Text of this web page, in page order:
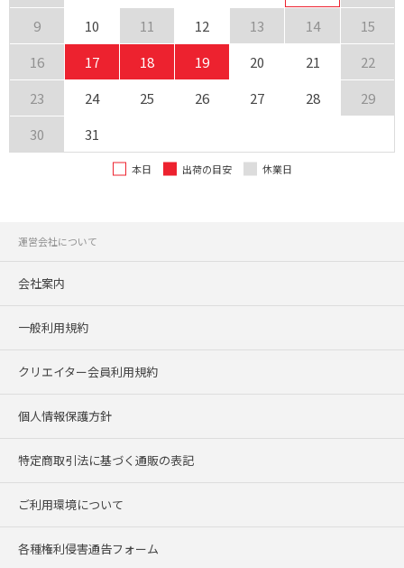
9
10 11 12 13 14
15
16
17 18 19 20 21
22
23
24 25 26 27 28
29
30
31
本日 出荷の目安 休業日
運営会社について
会社案内
一般利用規約
クリエイター会員利用規約
個人情報保護方針
特定商取引法に基づく通販の表記
ご利用環境について
各種権利侵害通告フォーム